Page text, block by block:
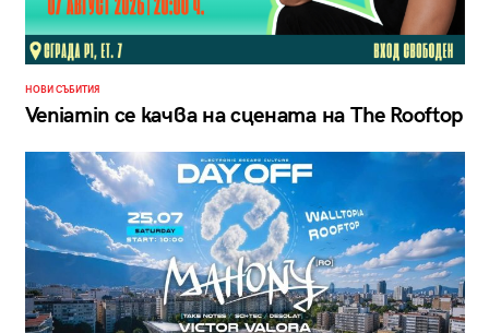
НОВИ СЪБИТИЯ
Veniamin се качва на сцената на The Rooftop